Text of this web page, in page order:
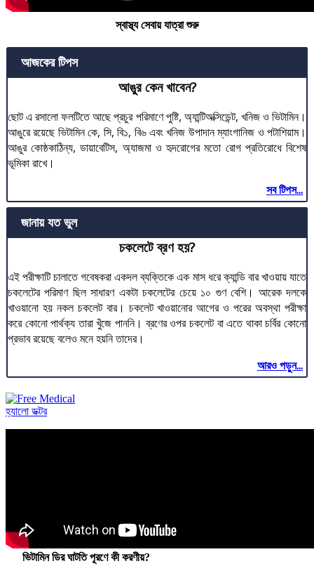
স্বাস্থ্য সেবায় যাত্রা শুরু
আজকের টিপস
আঙুর কেন খাবেন?
ছোট এ রসালো ফলটিতে আছে প্রচুর পরিমাণে পুষ্টি, অ্যান্টিঅক্সিডেন্ট, খনিজ ও ভিটামিন।
আঙুরে রয়েছে ভিটামিন কে, সি, বি১, বি৬ এবং খনিজ উপাদান ম্যাংগানিজ ও পটাশিয়াম।
আঙুর কোষ্ঠকাঠিন্য, ডায়াবেটিস, অ্যাজমা ও হৃদরোগের মতো রোগ প্রতিরোধে বিশেষ
ভূমিকা রাখে।
সব টিপস...
জানায় যত ভুল
চকলেটে ব্রণ হয়?
এই পরীক্ষাটি চালাতে গবেষকরা একদল ব্যক্তিকে এক মাস ধরে ক্যান্ডি বার খাওয়ায় যাতে
চকলেটের পরিমাণ ছিল সাধারণ একটা চকলেটের চেয়ে ১০ গুণ বেশি। আরেক দলকে
খাওয়ানো হয় নকল চকলেট বার। চকলেট খাওয়ানোর আগের ও পরের অবস্থা পরীক্ষা
করে কোনো পার্থক্য তারা খুঁজে পাননি। ব্রণের ওপর চকলেট বা এতে থাকা চর্বির কোনো
প্রভাব রয়েছে বলেও মনে হয়নি তাদের।
আরও পড়ুন...
হ্যালো ডক্টর
ভিটামিন ডির ঘাটতি পূরণে কী করণীয়?